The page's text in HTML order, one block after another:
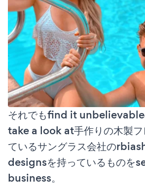
それでもfind it unbelievable
take a look at手作りの木製フ
ているサングラス会社の
designsを持っているものを
business。